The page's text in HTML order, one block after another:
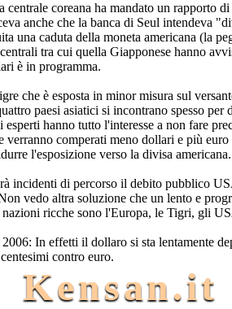
centrale coreana ha mandato un rapporto
anche che la banca di Seul intendeva
una caduta della moneta americana (la
tra cui quella Giapponese hanno
è in programma.
che è esposta in minor misura sul
paesi asiatici si incontrano spesso per
esperti hanno tutto l'interesse a non fare
verranno comperati meno dollari e più
l'esposizione verso la divisa americana.
incidenti di percorso il debito pubblico
vedo altra soluzione che un lento e
ricche sono l'Europa, le Tigri, gli
In effetti il dollaro si sta lentamente
contro euro.
Kensan.it